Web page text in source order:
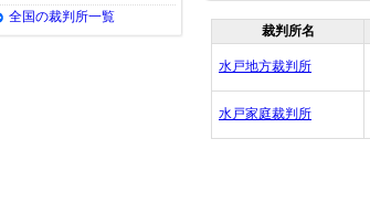
裁判所名
水戸地方裁判所
水戸家庭裁判所
全国の裁判所一覧